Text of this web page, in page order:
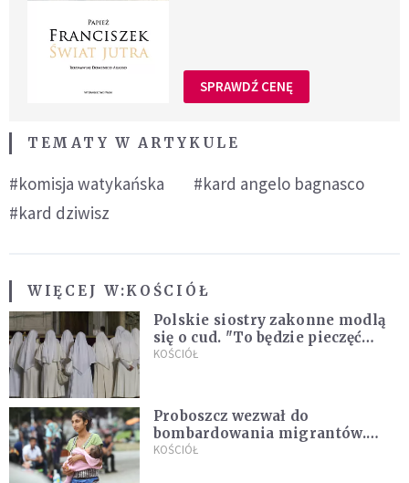
SPRAWDŹ CENĘ
TEMATY W ARTYKULE
#komisja watykańska
#kard angelo bagnasco
#kard dziwisz
WIĘCEJ W:KOŚCIÓŁ
Polskie siostry zakonne modlą
się o cud. "To będzie pieczęć
Pana Boga dla naszej wiary"
KOŚCIÓŁ
Proboszcz wezwał do
bombardowania migrantów.
"Masowy ogień przeciwko
KOŚCIÓŁ